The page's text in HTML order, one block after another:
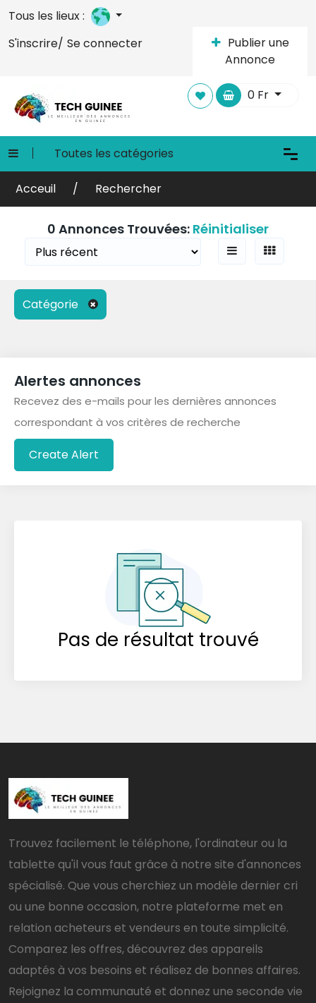
Tous les lieux :
S'inscrire/ Se connecter
Publier une
Annonce
0 Fr
Toutes les catégories
Acceuil Rechercher
0 Annonces Trouvées: Réinitialiser
Filtres de recherche
Catégorie
Alertes annonces
Recevez des e-mails pour les dernières annonces
correspondant à vos critères de recherche
Create Alert
Pas de résultat trouvé
Trouvez facilement le téléphone, l'ordinateur ou la
tablette qu'il vous faut grâce à notre site d'annonces
spécialisé. Que vous cherchiez un modèle dernier cri
ou une bonne occasion, notre plateforme met en
relation acheteurs et vendeurs en toute simplicité.
Comparez les offres, découvrez des appareils
adaptés à vos besoins et réalisez de bonnes affaires.
Rejoignez la communauté et donnez une seconde vie